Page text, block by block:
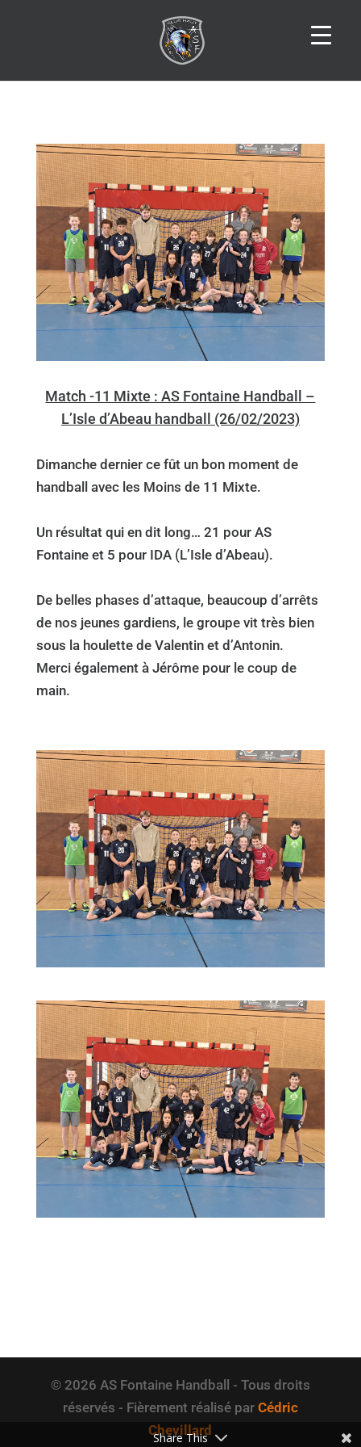
Match -11 Mixte : AS Fontaine Handball –
L’Isle d’Abeau handball (26/02/2023)
Dimanche dernier ce fût un bon moment de
handball avec les Moins de 11 Mixte.
Un résultat qui en dit long… 21 pour AS
Fontaine et 5 pour IDA (L’Isle d’Abeau).
De belles phases d’attaque, beaucoup d’arrêts
de nos jeunes gardiens, le groupe vit très bien
sous la houlette de Valentin et d’Antonin.
Merci également à Jérôme pour le coup de
main.
© 2026 AS Fontaine Handball - Tous droits
réservés - Fièrement réalisé par Cédric
Chevillard
Share This